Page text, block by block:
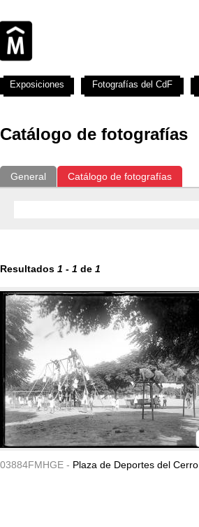
Catálogo de fotografías
General Catálogo de fotografías
Resultados 1 - 1 de 1
03884FMHGE - Plaza de Deportes del Cerro.
Exposiciones Fotografías del CdF